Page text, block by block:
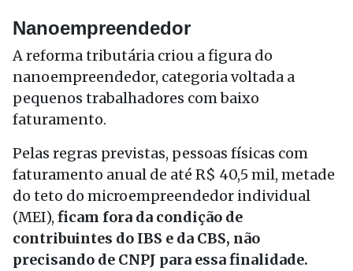
Nanoempreendedor
A reforma tributária criou a figura do
nanoempreendedor, categoria voltada a
pequenos trabalhadores com baixo
faturamento.
Pelas regras previstas, pessoas físicas com
faturamento anual de até R$ 40,5 mil, metade
do teto do microempreendedor individual
(MEI), ficam fora da condição de
contribuintes do IBS e da CBS, não
precisando de CNPJ para essa finalidade.